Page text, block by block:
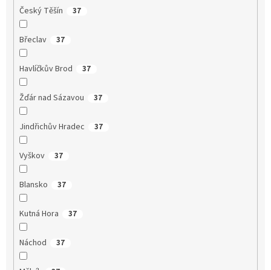
Český Těšín 37
Břeclav 37
Havlíčkův Brod 37
Žďár nad Sázavou 37
Jindřichův Hradec 37
Vyškov 37
Blansko 37
Kutná Hora 37
Náchod 37